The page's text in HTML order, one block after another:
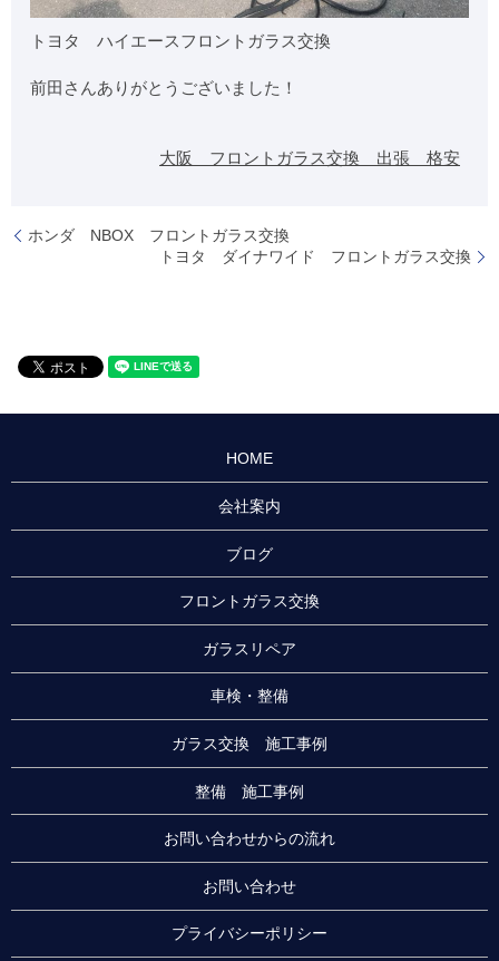
トヨタ ハイエースフロントガラス交換
前田さんありがとうございました！
大阪 フロントガラス交換 出張 格安
ホンダ NBOX フロントガラス交換
トヨタ ダイナワイド フロントガラス交換
HOME
会社案内
ブログ
フロントガラス交換
ガラスリペア
車検・整備
ガラス交換 施工事例
整備 施工事例
お問い合わせからの流れ
お問い合わせ
プライバシーポリシー